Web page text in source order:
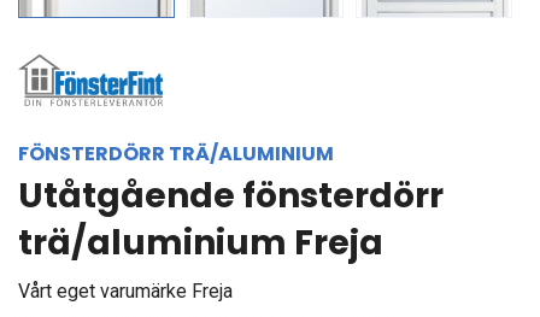
FÖNSTERDÖRR TRÄ/ALUMINIUM
Utåtgående fönsterdörr
trä/aluminium Freja
Vårt eget varumärke Freja